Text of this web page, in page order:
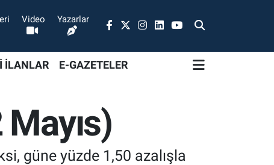
Video Yazarlar
İLANLAR E-GAZETELER
güne yüzde 1,50 azalışla